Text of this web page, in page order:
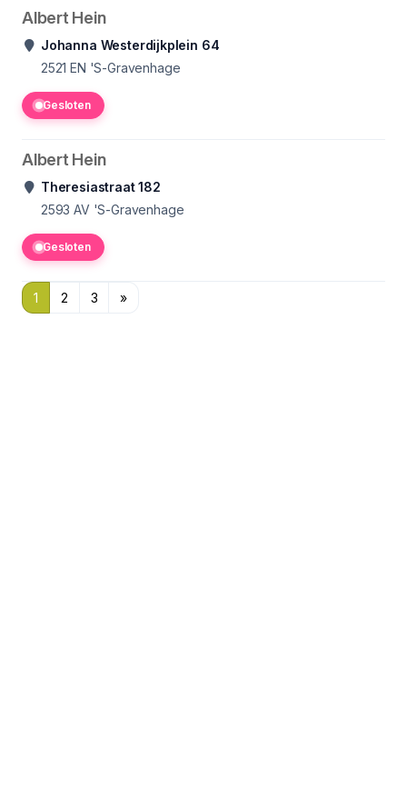
Albert Hein
Johanna Westerdijkplein 64
2521 EN 'S-Gravenhage
Gesloten
Albert Hein
Theresiastraat 182
2593 AV 'S-Gravenhage
Gesloten
1 2 3 »